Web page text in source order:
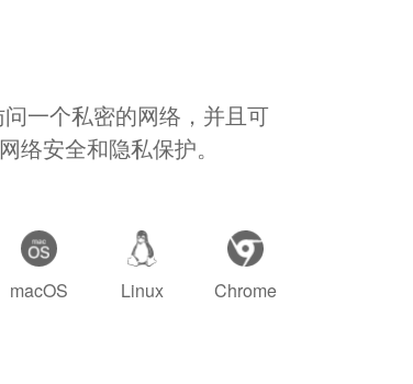
一个私密的网络，并且可
络安全和隐私保护。
macOS Linux Chrome